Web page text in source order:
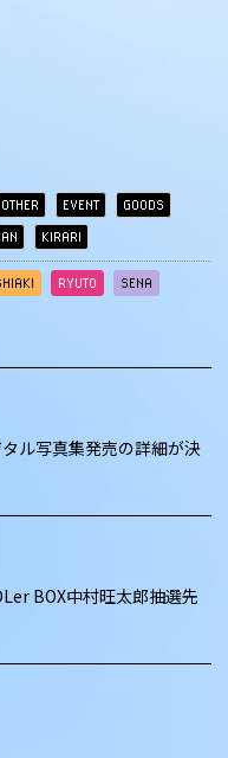
OTHER EVENT
GOODS
KIRARI
RYUTO
SENA
タル写真集発売の詳細が決
BOX中村旺太郎抽選先